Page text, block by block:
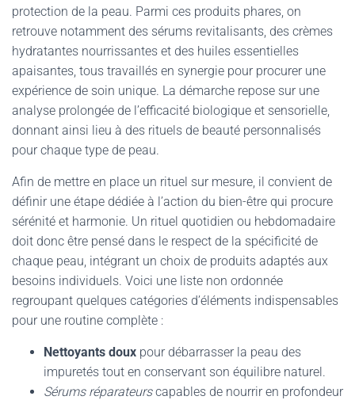
protection de la peau. Parmi ces produits phares, on
retrouve notamment des sérums revitalisants, des crèmes
hydratantes nourrissantes et des huiles essentielles
apaisantes, tous travaillés en synergie pour procurer une
expérience de soin unique. La démarche repose sur une
analyse prolongée de l’efficacité biologique et sensorielle,
donnant ainsi lieu à des rituels de beauté personnalisés
pour chaque type de peau.
Afin de mettre en place un rituel sur mesure, il convient de
définir une étape dédiée à l’action du bien-être qui procure
sérénité et harmonie. Un rituel quotidien ou hebdomadaire
doit donc être pensé dans le respect de la spécificité de
chaque peau, intégrant un choix de produits adaptés aux
besoins individuels. Voici une liste non ordonnée
regroupant quelques catégories d’éléments indispensables
pour une routine complète :
Nettoyants doux pour débarrasser la peau des
impuretés tout en conservant son équilibre naturel.
Sérums réparateurscapables de nourrir en profondeur